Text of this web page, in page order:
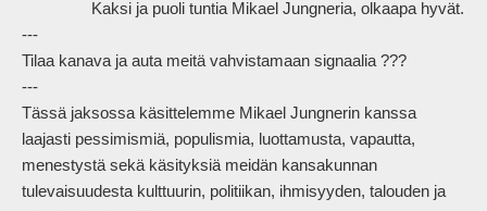
---
Tilaa kanava ja auta meitä vahvistamaan signaalia ???
---
Tässä jaksossa käsittelemme Mikael Jungnerin kanssa
laajasti pessimismiä, populismia, luottamusta, vapautta,
menestystä sekä käsityksiä meidän kansakunnan
tulevaisuudesta kulttuurin, politiikan, ihmisyyden, talouden ja